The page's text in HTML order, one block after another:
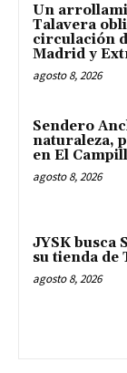
Un
Talavera
circulación
Madrid y
agosto 8, 2026
Sendero
naturaleza,
en El
agosto 8, 2026
JYSK busca
su tienda de
agosto 8, 2026